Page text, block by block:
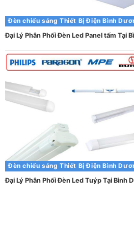
Đèn chiếu sáng Thiết Bị Điện Bình
Đại Lý Phân Phối Đèn Led Panel tấm Tại
Đèn chiếu sáng Thiết Bị Điện Bình
Đại Lý Phân Phối Đèn Led Tuýp Tại Bình